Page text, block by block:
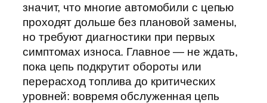
значит, что многие автомобили с цепью
проходят дольше без плановой замены,
но требуют диагностики при первых
симптомах износа. Главное — не ждать,
пока цепь подкрутит обороты или
перерасход топлива до критических
уровней: вовремя обслуженная цепь